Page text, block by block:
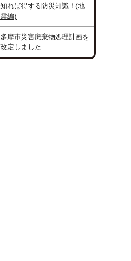
知れば得する防災知識！(地
震編)
多摩市災害廃棄物処理計画を
改定しました